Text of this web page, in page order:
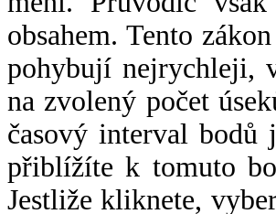
obsahem. Tento
pohybují nejrychleji,
na zvolený počet
časový interval
přiblížíte k tomuto
Jestliže kliknete,